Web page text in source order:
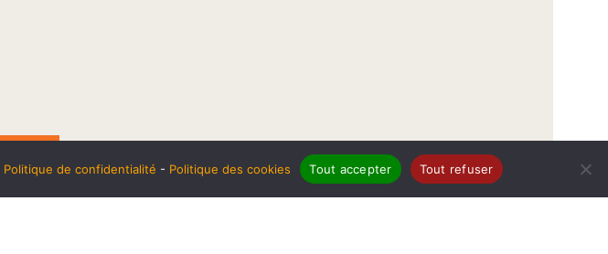
Politique de confidentialité - Politique des cookies Tout accepter Tout refuser